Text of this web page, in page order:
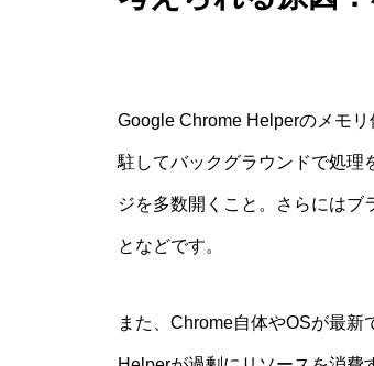
Google Chrome Helperのメモ
駐してバックグラウンドで処理
ジを多数開くこと。さらにはブ
となどです。
また、Chrome自体やOSが最新